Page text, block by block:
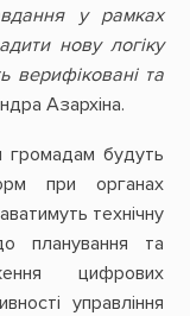
у рамках
нову логіку
верифіковані та
Азархіна.
будуть
при органах
технічну
планування та
цифрових
управління